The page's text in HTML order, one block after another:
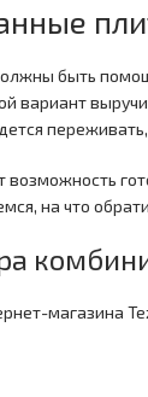
быть
вариант
возможность
на что
магазина